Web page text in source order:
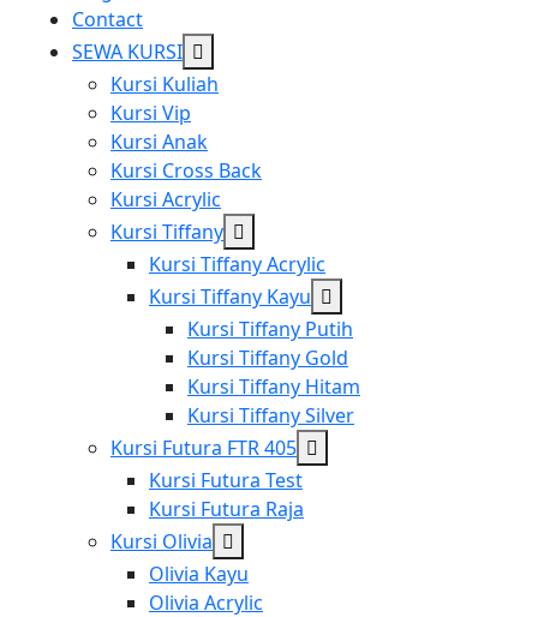
Contact
SEWA KURSI Show
sub
Kursi Kuliah
Kursi Vip
Kursi Anak
Kursi Cross Back
Kursi Acrylic
Kursi Tiffany Show
sub
menu
Kursi Tiffany Acrylic
Kursi Tiffany Kayu Show
sub
menu
Kursi Tiffany Putih
Kursi Tiffany Gold
Kursi Tiffany Hitam
Kursi Tiffany Silver
Kursi Futura FTR 405 Show
Kursi Futura Test
Kursi Futura Raja
Kursi Olivia Show
sub
menu
Olivia Kayu
Olivia Acrylic